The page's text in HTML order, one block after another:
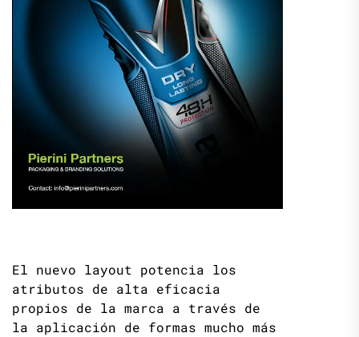
El nuevo layout potencia los
atributos de alta eficacia
propios de la marca a través de
la aplicación de formas mucho más